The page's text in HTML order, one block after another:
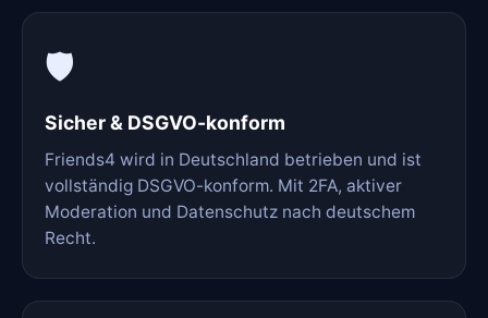
🛡️
Sicher & DSGVO-konform
Friends4 wird in Deutschland betrieben und ist
vollständig DSGVO-konform. Mit 2FA, aktiver
Moderation und Datenschutz nach deutschem
Recht.